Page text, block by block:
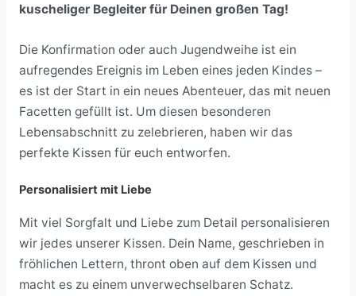
kuscheliger Begleiter für Deinen großen Tag!
Die Konfirmation oder auch Jugendweihe ist ein
aufregendes Ereignis im Leben eines jeden Kindes –
es ist der Start in ein neues Abenteuer, das mit neuen
Facetten gefüllt ist. Um diesen besonderen
Lebensabschnitt zu zelebrieren, haben wir das
perfekte Kissen für euch entworfen.
Personalisiert mit Liebe
Mit viel Sorgfalt und Liebe zum Detail personalisieren
wir jedes unserer Kissen. Dein Name, geschrieben in
fröhlichen Lettern, thront oben auf dem Kissen und
macht es zu einem unverwechselbaren Schatz.